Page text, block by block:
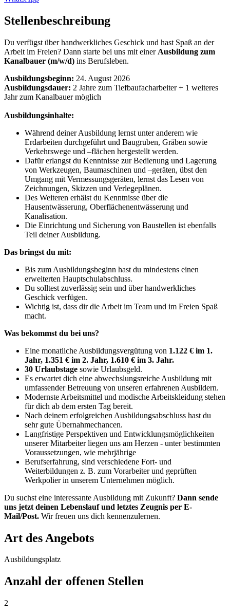
Stellenbeschreibung
Du verfügst über handwerkliches Geschick und hast Spaß an der
Arbeit im Freien? Dann starte bei uns mit einer Ausbildung zum
Kanalbauer (m/w/d) ins Berufsleben.
Ausbildungsbeginn: 24. August 2026
Ausbildungsdauer: 2 Jahre zum Tiefbaufacharbeiter + 1 weiteres
Jahr zum Kanalbauer möglich
Ausbildungsinhalte:
Während deiner Ausbildung lernst unter anderem wie
Erdarbeiten durchgeführt und Baugruben, Gräben sowie
Verkehrswege und –flächen hergestellt werden.
Dafür erlangst du Kenntnisse zur Bedienung und Lagerung
von Werkzeugen, Baumaschinen und –geräten, übst den
Umgang mit Vermessungsgeräten, lernst das Lesen von
Zeichnungen, Skizzen und Verlegeplänen.
Des Weiteren erhälst du Kenntnisse über die
Hausentwässerung, Oberflächenentwässerung und
Kanalisation.
Die Einrichtung und Sicherung von Baustellen ist ebenfalls
Teil deiner Ausbildung.
Das bringst du mit:
Bis zum Ausbildungsbeginn hast du mindestens einen
erweiterten Hauptschulabschluss.
Du solltest zuverlässig sein und über handwerkliches
Geschick verfügen.
Wichtig ist, dass dir die Arbeit im Team und im Freien Spaß
macht.
Was bekommst du bei uns?
Eine monatliche Ausbildungsvergütung von 1.122 € im 1.
Jahr, 1.351 € im 2. Jahr, 1.610 € im 3. Jahr.
30 Urlaubstage sowie Urlaubsgeld.
Es erwartet dich eine abwechslungsreiche Ausbildung mit
umfassender Betreuung von unseren erfahrenen Ausbildern.
Modernste Arbeitsmittel und modische Arbeitskleidung stehen
für dich ab dem ersten Tag bereit.
Nach deinem erfolgreichen Ausbildungsabschluss hast du
sehr gute Übernahmechancen.
Langfristige Perspektiven und Entwicklungsmöglichkeiten
unserer Mitarbeiter liegen uns am Herzen - unter bestimmten
Voraussetzungen, wie mehrjährige
Berufserfahrung, sind verschiedene Fort- und
Weiterbildungen z. B. zum Vorarbeiter und geprüften
Werkpolier in unserem Unternehmen möglich.
Du suchst eine interessante Ausbildung mit Zukunft? Dann sende
uns jetzt deinen Lebenslauf und letztes Zeugnis per E-
Mail/Post. Wir freuen uns dich kennenzulernen.
Art des Angebots
Ausbildungsplatz
Anzahl der offenen Stellen
2